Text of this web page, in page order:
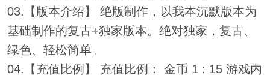
03.【版本介绍】 绝版制作，以我本沉默版本为
基础制作的复古+独家版本。绝对独家，复古、
绿色、轻松简单。
04.【充值比例】 充值比例： 金币 1 : 15 游戏内